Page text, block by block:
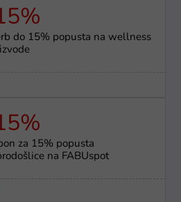
do 15% popusta na wellness
za 15% popusta
na FABUspot